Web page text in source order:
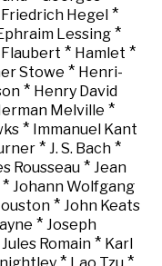
Hegel *
Lessing *
* Hamlet *
Stowe * Henri-
* Henry David
Melville *
* Immanuel Kant
* J. S. Bach*
Rousseau * Jean
* Johann Wolfgang
* John Keats
* Joseph
Jules Romain* Karl